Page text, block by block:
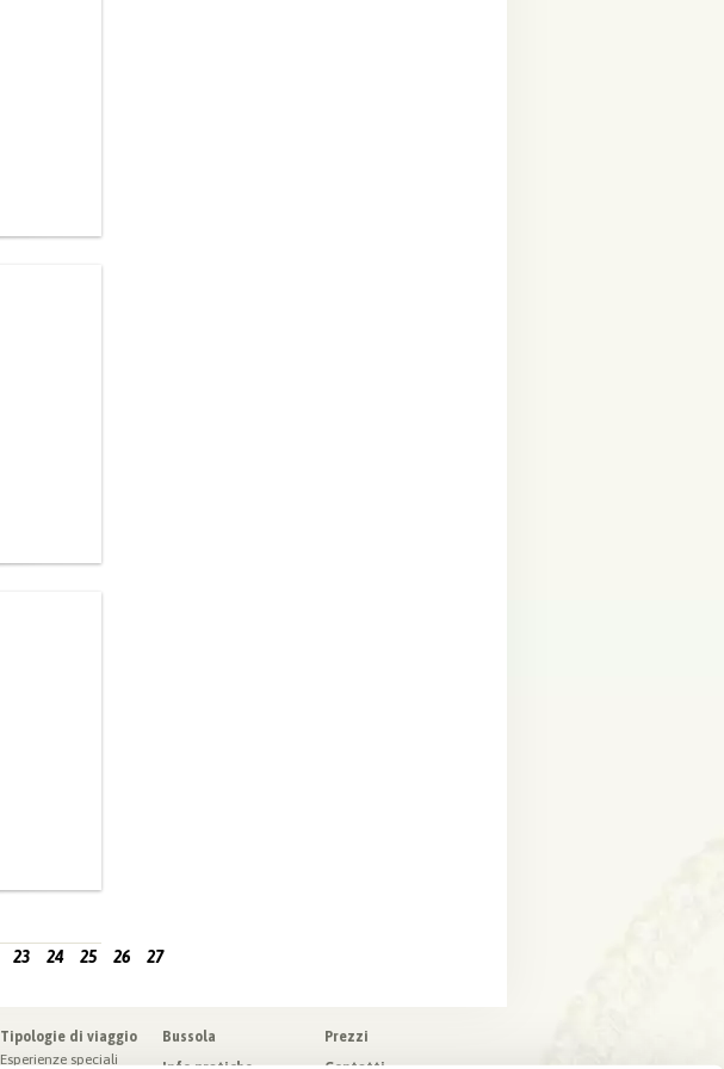
23 24 25 26 27
Tipologie di viaggio
Esperienze speciali
Bussola
Prezzi